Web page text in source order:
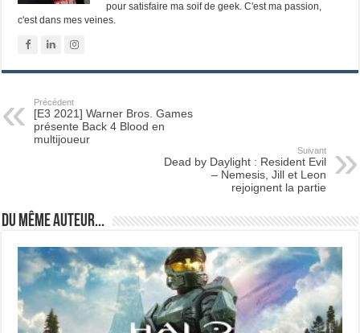
pour satisfaire ma soif de geek. C'est ma passion,
c'est dans mes veines.
Précédent
[E3 2021] Warner Bros. Games
présente Back 4 Blood en
multijoueur
Suivant
Dead by Daylight : Resident Evil
– Nemesis, Jill et Leon
rejoignent la partie
Du même auteur...